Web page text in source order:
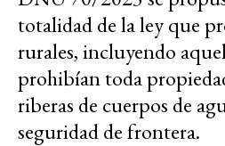
totalidad de la ley que
rurales, incluyendo
prohibían toda
riberas de cuerpos de
seguridad de frontera.